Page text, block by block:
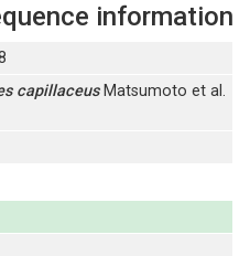
information
capillaceusMatsumoto et al.